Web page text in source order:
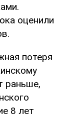
оценили
потеря
раньше,
8 лет